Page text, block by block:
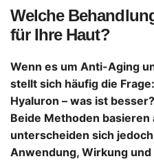
Welche
für Ihre Haut?
Wenn es um Anti-Aging
stellt sich häufig die
Hyaluron – was ist besser?
Beide Methoden basieren
unterscheiden sich
Anwendung, Wirkung